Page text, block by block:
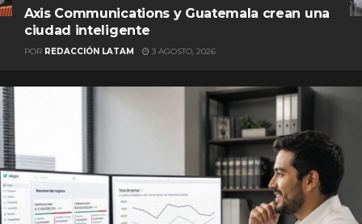
Axis Communications y Guatemala crean una
ciudad inteligente
POR REDACCIÓN LATAM 3 AGOSTO, 2026